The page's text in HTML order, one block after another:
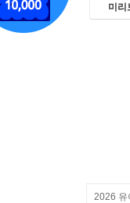
미리
2026 유